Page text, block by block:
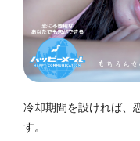
冷却期間を設ければ、
す。